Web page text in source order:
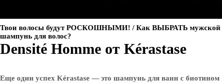
Твои волосы будут РОСКОШНЫМИ! / Как ВЫБРАТЬ мужской
шампунь для волос?
Densité Homme от Kérastase
Еще один успех Kérastase — это шампунь для ванн с биотином